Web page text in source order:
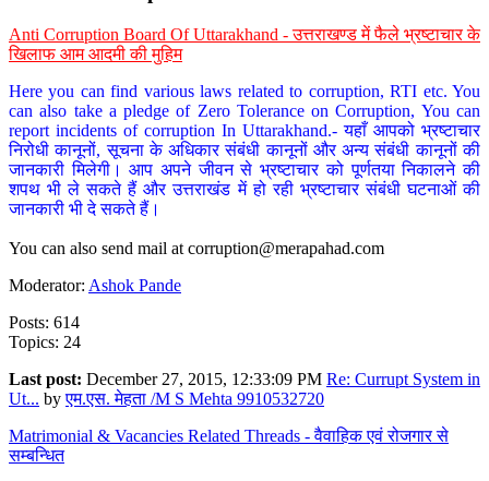
Anti Corruption Board Of Uttarakhand - उत्तराखण्ड में फैले भ्रष्टाचार के
खिलाफ आम आदमी की मुहिम
Here you can find various laws related to corruption, RTI etc. You
can also take a pledge of Zero Tolerance on Corruption, You can
report incidents of corruption In Uttarakhand.- यहाँ आपको भ्रष्टाचार
निरोधी कानूनों, सूचना के अधिकार संबंधी कानूनों और अन्य संबंधी कानूनों की
जानकारी मिलेगी। आप अपने जीवन से भ्रष्टाचार को पूर्णतया निकालने की
शपथ भी ले सकते हैं और उत्तराखंड में हो रही भ्रष्टाचार संबंधी घटनाओं की
जानकारी भी दे सकते हैं।
You can also send mail at corruption@merapahad.com
Moderator: Ashok Pande
Posts: 614
Topics: 24
Last post: December 27, 2015, 12:33:09 PM Re: Currupt System in
Ut... byएम.एस. मेहता /M S Mehta 9910532720
Matrimonial & Vacancies Related Threads - वैवाहिक एवं रोजगार से
सम्बन्धित